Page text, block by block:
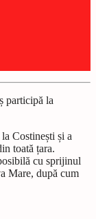
participă la
Costinești și a
toată țara.
cu sprijinul
Mare, după cum